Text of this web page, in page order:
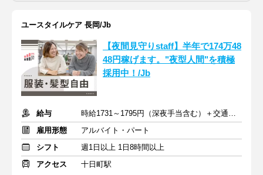
ユースタイルケア 長岡/Jb
【夜間見守りstaff】半年で174万48
48円稼げます。"夜型人間"を積極
採用中！/Jb
給与
時給1731～1795円（深夜手当含む）＋交通費支給
雇用形態
アルバイト・パート
シフト
週1日以上 1日8時間以上
アクセス
十日町駅